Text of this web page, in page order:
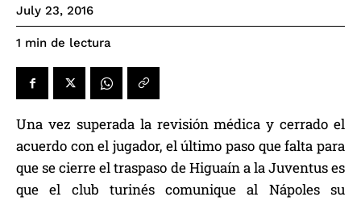
July 23, 2016
1 min de lectura
Una vez superada la revisión médica y cerrado el
acuerdo con el jugador, el último paso que falta para
que se cierre el traspaso de Higuaín a la Juventus es
que el club turinés comunique al Nápoles su